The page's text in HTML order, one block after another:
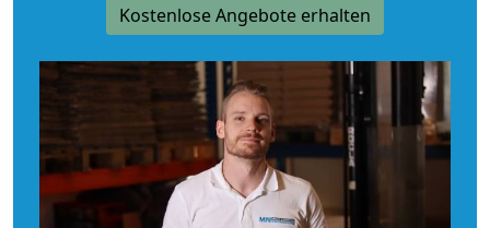
Kostenlose Angebote erhalten